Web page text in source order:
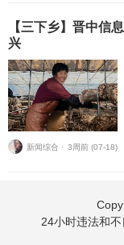
【三下乡】晋中信
兴
新闻综合 ⋅ 3周前 (07-18)
24小时违法和